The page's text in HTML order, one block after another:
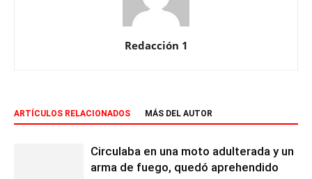
Redacción 1
ARTÍCULOS RELACIONADOS MÁS DEL AUTOR
Circulaba en una moto adulterada y un
arma de fuego, quedó aprehendido